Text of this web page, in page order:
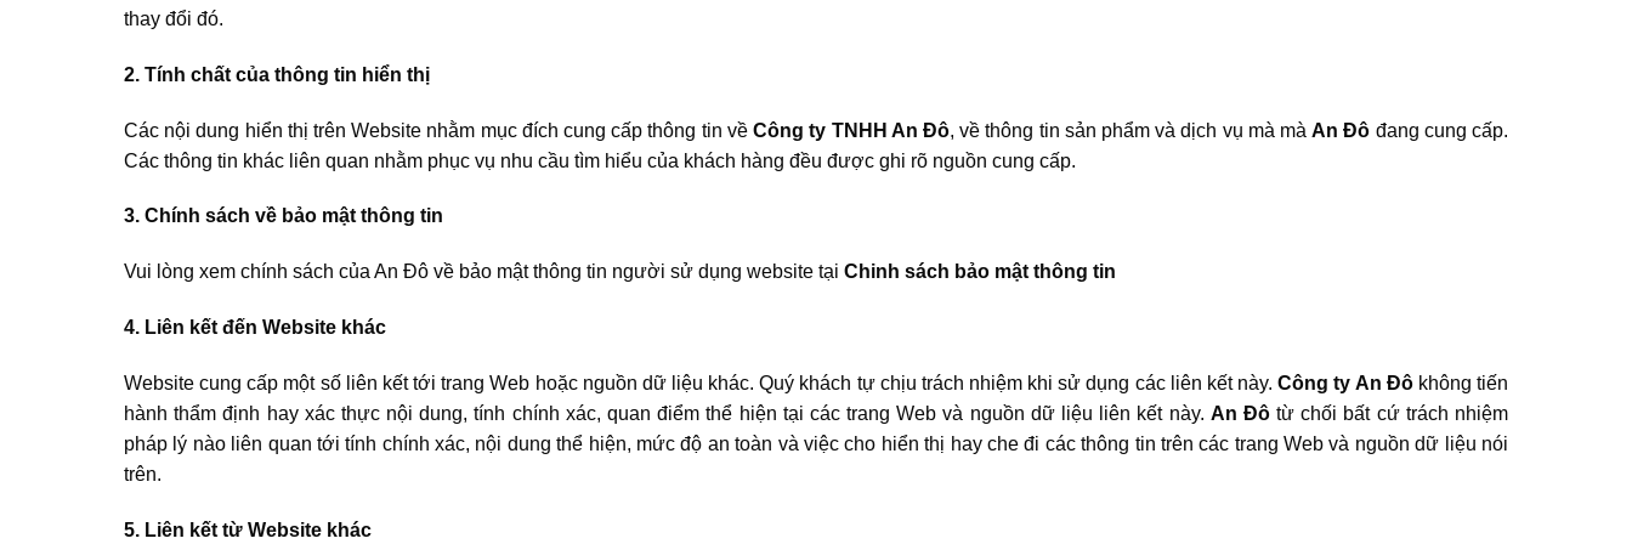
thay đổi đó.
2. Tính chất của thông tin hiển thị
Các nội dung hiển thị trên Website nhằm mục đích cung cấp thông tin vềCông ty TNHH An Đô, về thông tin sản phẩm và dịch vụ mà màAn Đô đang cung cấp.
Các thông tin khác liên quan nhằm phục vụ nhu cầu tìm hiểu của khách hàng đều được ghi rõ nguồn cung cấp.
3. Chính sách về bảo mật thông tin
Vui lòng xem chính sách của An Đô về bảo mật thông tin người sử dụng website tại Chinh sách bảo mật thông tin
4. Liên kết đến Website khác
Website cung cấp một số liên kết tới trang Web hoặc nguồn dữ liệu khác. Quý khách tự chịu trách nhiệm khi sử dụng các liên kết này.Công ty An Đôkhông tiến
hành thẩm định hay xác thực nội dung, tính chính xác, quan điểm thể hiện tại các trang Web và nguồn dữ liệu liên kết này. An Đôtừ chối bất cứ trách nhiệm
pháp lý nào liên quan tới tính chính xác, nội dung thể hiện, mức độ an toàn và việc cho hiển thị hay che đi các thông tin trên các trang Web và nguồn dữ liệu nói
trên.
5. Liên kết từ Website khác